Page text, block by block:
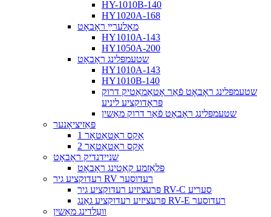
HY-1010B-140
HY1020A-168
מאָלערײַ ראָבאָט
HY1010A-143
HY1050A-200
שטעמפּלינג ראָבאָט
HY1010A-143
HY1010B-140
שטעמפּלינג ראָבאָט פֿאַר אָטאַמאַטיק דרוק
פּראָדוקציע ליניע
שטעמפּלינג ראָבאָט פֿאַר דרוק מאַשין
פּאַזיציאָנער
1 אַקס ראָטאַטאָר
2 אַקס ראָטאַטאָר
שניידנדיק ראָבאָט
פּלאַזמע קאַטינג ראָבאָט
רעדוקציע גיר RV רעדוסער
פּרעציזיע רעדוקציע גיר RV-C סעריע
פּרעציזיע רעדוקציע גאַנג RV-E רעדוסער
וועַלדינג מאַשין